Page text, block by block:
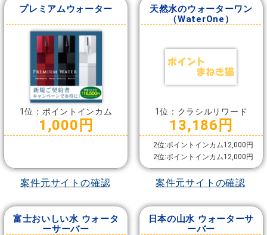
プレミアムウォーター
1位：ポイントインカム
1,000円
案件元サイトの確認
天然水のウォーターワン
（WaterOne）
1位：クラシルリワード
13,186円
2位:ポイントインカム12,000円
2位:ポイントインカム12,000円
案件元サイトの確認
富士おいしい水 ウォータ
ーサーバー
日本の山水 ウォーターサ
ーバー